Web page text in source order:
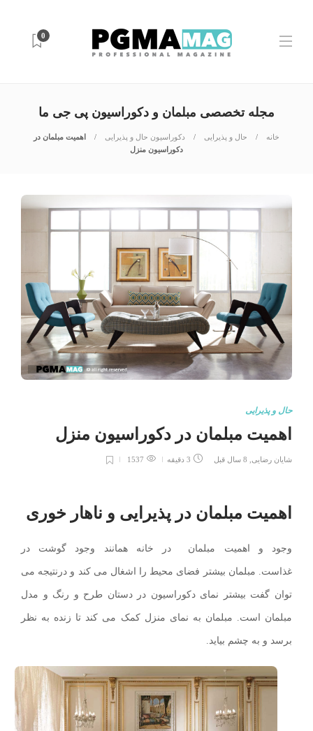
0
مجله تخصصی مبلمان و دکوراسیون پی جی ما
خانه حال و پذیرایی دکوراسیون حال و پذیرایی
اهمیت مبلمان در
دکوراسیون منزل
حال و پذیرایی
اهمیت مبلمان در دکوراسیون منزل
شایان رضایی 8 سال قبل 3 دقیقه 1537
اهمیت مبلمان در پذیرایی و ناهار خوری
وجود و اهمیت مبلمان در خانه همانند وجود گوشت در
غذاست. مبلمان بیشتر فضای محیط را اشغال می کند و درنتیجه می
توان گفت بیشتر نمای دکوراسیون در دستان طرح و رنگ و مدل
مبلمان است. مبلمان به نمای منزل کمک می کند تا زنده به نظر
برسد و به چشم بیاید.